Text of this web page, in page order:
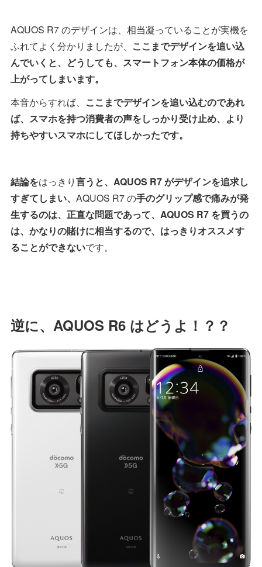
AQUOS R7 のデザインは、相当凝っていることが実機を
ふれてよく分かりましたが、 ここまでデザインを追い込
んでいくと、どうしても、スマートフォン本体の価格が
上がってしまいます。
本音からすれば、 ここまでデザインを追い込むのであれ
ば、スマホを持つ消費者の声をしっかり受け止め、より
持ちやすいスマホにしてほしかったです。
結論をはっきり言うと、AQUOS R7 がデザインを追求し
すぎてしまい、 AQUOS R7 の手のグリップ感で痛みが発
生するのは、正直な問題であって、AQUOS R7 を買うの
は、かなりの賭けに相当するので、はっきりオススメす
ることができないです。
逆に、AQUOS R6 はどうよ！？？